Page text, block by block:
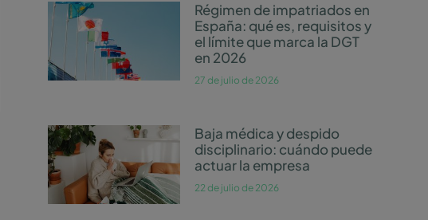
Régimen de impatriados en
España: qué es, requisitos y
el límite que marca la DGT
en 2026
27 de julio de 2026
Baja médica y despido
disciplinario: cuándo puede
actuar la empresa
22 de julio de 2026